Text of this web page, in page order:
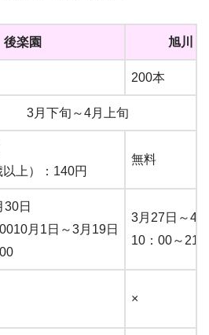
後楽園 旭川
200本
3月下旬～4月上旬
上）：140円
無料
日
月1日～3月19日
3月27日～4
10：00～21
×